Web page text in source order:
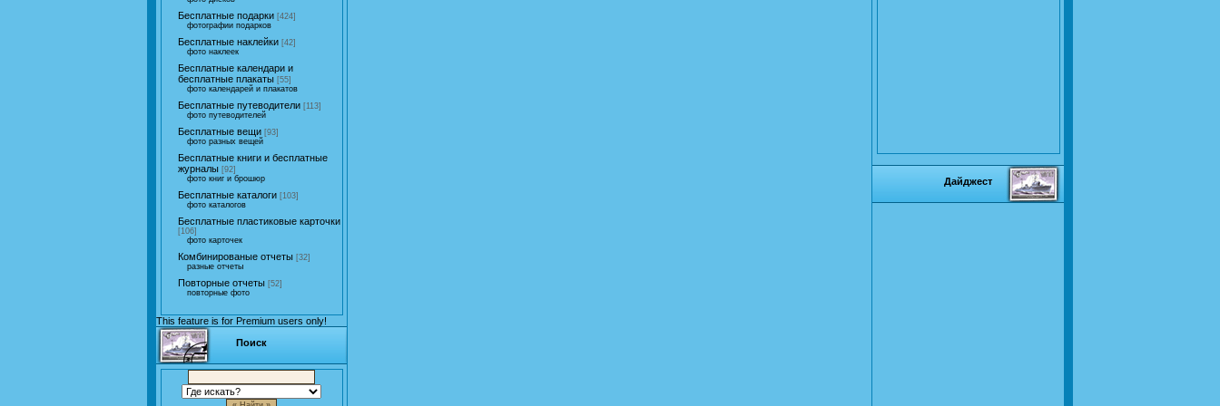
Бесплатные подарки [424]
фотографии подарков
Бесплатные наклейки [42]
фото наклеек
Бесплатные календари и
бесплатные плакаты [55]
фото календарей и плакатов
Бесплатные путеводители [113]
фото путеводителей
Бесплатные вещи [93]
фото разных вещей
Бесплатные книги и бесплатные
журналы [92]
фото книг и брошюр
Бесплатные каталоги [103]
фото каталогов
Бесплатные пластиковые карточки
[106]
фото карточек
Комбинированые отчеты [32]
разные отчеты
Повторные отчеты [52]
повторные фото
This feature is for Premium users only!
Поиск
Дайджест